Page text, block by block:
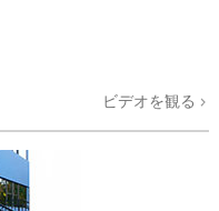
ビデオを観る